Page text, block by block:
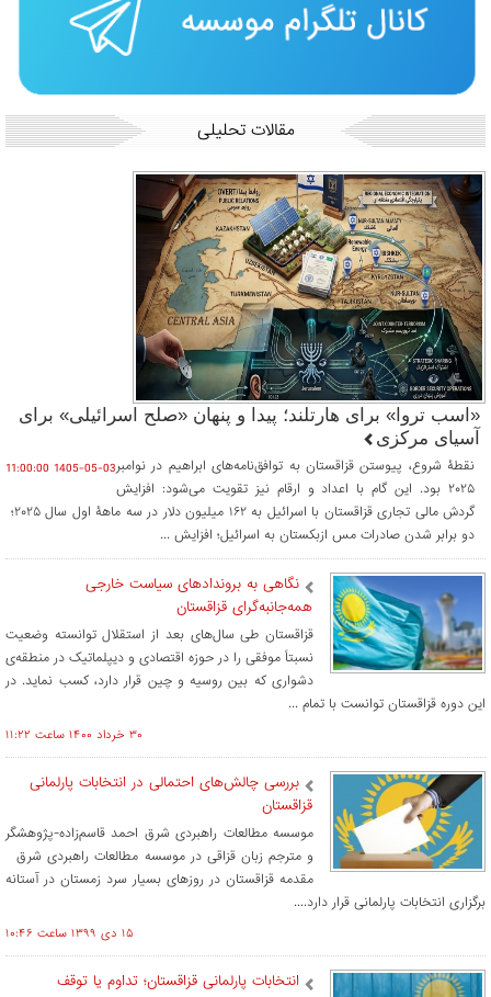
مقالات تحلیلی
«اسب تروا» برای هارتلند؛ پیدا و پنهان «صلح اسرائیلی» برای
آسیای مرکزی
1405-05-03 11:00:00نقطۀ شروع، پیوستن قزاقستان به توافق‌نامه‌های ابراهیم در نوامبر
۲۰۲۵ بود. این گام با اعداد و ارقام نیز تقویت می‌شود: افزایش
گردش مالی تجاری قزاقستان با اسرائیل به ۱۶۲ میلیون دلار در سه ماهۀ اول سال ۲۰۲۵؛
دو برابر شدن صادرات مس ازبکستان به اسرائیل؛ افزایش ...
نگاهی به بروندادهای سیاست خارجی
همه‌جانبه‌گرای قزاقستان
قزاقستان طی سال‌های بعد از استقلال توانسته وضعیت
نسبتاً موفقی را در حوزه اقتصادی و دیپلماتیک در منطقه‌ی
دشواری که بین روسیه و چین قرار دارد، کسب نماید. در
این دوره قزاقستان توانست با تمام ...
۳۰ خرداد ۱۴۰۰ ساعت ۱۱:۲۲
بررسی چالش‌های احتمالی در انتخابات پارلمانی
قزاقستان
موسسه مطالعات راهبردی شرق احمد قاسم‌زاده-پژوهشگر
و مترجم زبان قزاقی در موسسه مطالعات راهبردی شرق
مقدمه قزاقستان در روزهای بسیار سرد زمستان در آستانه
برگزاری انتخابات پارلمانی قرار دارد....
۱۵ دی ۱۳۹۹ ساعت ۱۰:۴۶
انتخابات پارلمانی قزاقستان؛ تداوم یا توقف